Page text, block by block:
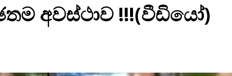
අවස්ථාව !!!(වීඩියෝ)